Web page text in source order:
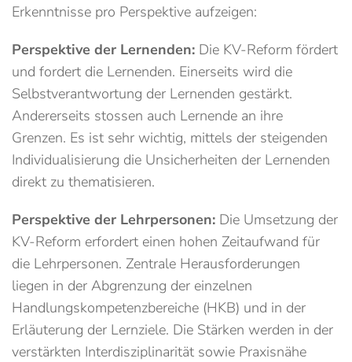
Erkenntnisse pro Perspektive aufzeigen:
Perspektive der Lernenden: Die KV-Reform fördert
und fordert die Lernenden. Einerseits wird die
Selbstverantwortung der Lernenden gestärkt.
Andererseits stossen auch Lernende an ihre
Grenzen. Es ist sehr wichtig, mittels der steigenden
Individualisierung die Unsicherheiten der Lernenden
direkt zu thematisieren.
Perspektive der Lehrpersonen: Die Umsetzung der
KV-Reform erfordert einen hohen Zeitaufwand für
die Lehrpersonen. Zentrale Herausforderungen
liegen in der Abgrenzung der einzelnen
Handlungskompetenzbereiche (HKB) und in der
Erläuterung der Lernziele. Die Stärken werden in der
verstärkten Interdisziplinarität sowie Praxisnähe